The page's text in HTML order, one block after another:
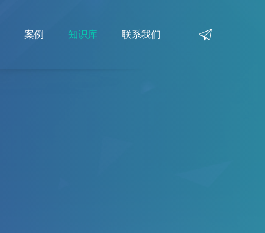
案例 知识库 联系我们